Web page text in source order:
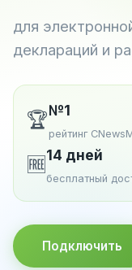
для
деклараций и
🏆№1
рейтинг
🆓14 дней
бесплатный
Подключить